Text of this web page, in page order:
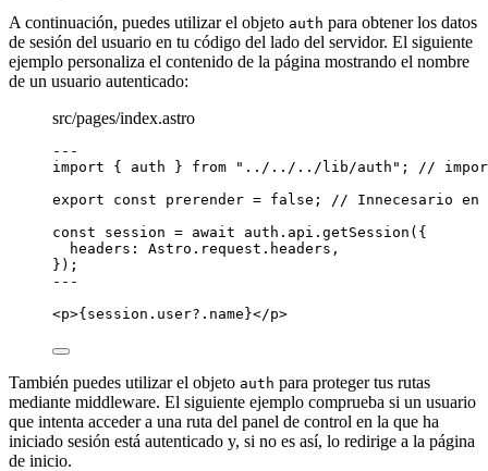
A continuación, puedes utilizar el objeto auth para obtener los datos
de sesión del usuario en tu código del lado del servidor. El siguiente
ejemplo personaliza el contenido de la página mostrando el nombre
de un usuario autenticado:
src/pages/index.astro
---
import { auth } from " ../../../lib/auth " ;
//
export const prerender = false ;
// Innecesario en
const session = await auth . api . getSession ( {
headers: Astro . request . headers ,
} );
---
<p>{session . user?. name}</p>
También puedes utilizar el objeto auth para proteger tus rutas
mediante middleware. El siguiente ejemplo comprueba si un usuario
que intenta acceder a una ruta del panel de control en la que ha
iniciado sesión está autenticado y, si no es así, lo redirige a la página
de inicio.